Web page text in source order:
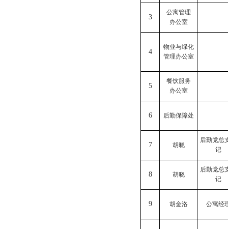
3
公寓管理
办公室
4
物业与绿化
管理办公室
5
餐饮服务
办公室
6 后勤保障处
7 胡晓
后勤党总
记
8 胡晓
后勤党总
记
9 胡金洛 公寓经